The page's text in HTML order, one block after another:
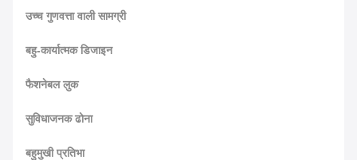
उच्च गुणवत्ता वाली सामग्री
बहु-कार्यात्मक डिजाइन
फैशनेबल लुक
सुविधाजनक ढोना
बहुमुखी प्रतिभा